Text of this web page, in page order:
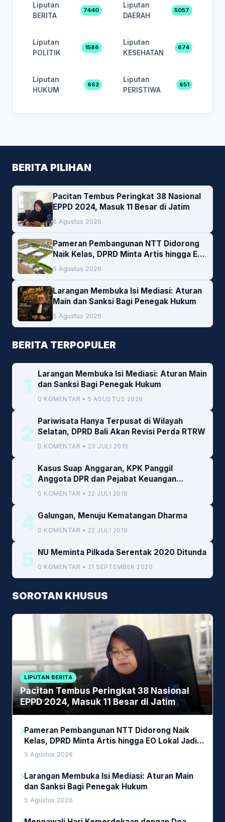
Liputan
BERITA
7440
Liputan
DAERAH
5057
Liputan
POLITIK
1586
Liputan
KESEHATAN
674
Liputan
HUKUM
662
Liputan
PERISTIWA
651
BERITA PILIHAN
Pacitan Tembus Peringkat 38 Nasional
EPPD 2024, Masuk 11 Besar di Jatim
6 Agustus 2026
Pameran Pembangunan NTT Didorong
Naik Kelas, DPRD Minta Artis hingga EO
Lokal Jadi Prioritas
5 Agustus 2026
Larangan Membuka Isi Mediasi: Aturan
Main dan Sanksi Bagi Penegak Hukum
5 Agustus 2026
BERITA TERPOPULER
1
Larangan Membuka Isi Mediasi: Aturan Main
dan Sanksi Bagi Penegak Hukum
0 KOMENTAR • 5 AGUSTUS 2026
2
Pariwisata Hanya Terpusat di Wilayah
Selatan, DPRD Bali Akan Revisi Perda RTRW
0 KOMENTAR • 23 JULI 2019
3
Kasus Suap Anggaran, KPK Panggil
Anggota DPR dan Pejabat Keuangan
Kemenkeu
0 KOMENTAR • 22 JULI 2019
4 Galungan, Menuju Kematangan Dharma
0 KOMENTAR • 22 JULI 2019
5 NU Meminta Pilkada Serentak 2020 Ditunda
0 KOMENTAR • 21 SEPTEMBER 2020
SOROTAN KHUSUS
LIPUTAN BERITA
Pacitan Tembus Peringkat 38 Nasional
EPPD 2024, Masuk 11 Besar di Jatim
Pameran Pembangunan NTT Didorong Naik
Kelas, DPRD Minta Artis hingga EO Lokal Jadi
Prioritas
5 Agustus 2026
Larangan Membuka Isi Mediasi: Aturan Main
dan Sanksi Bagi Penegak Hukum
5 Agustus 2026